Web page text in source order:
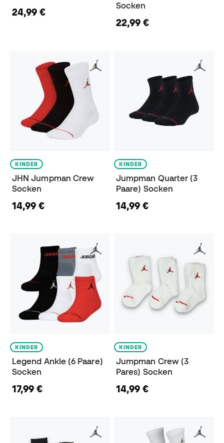
24,99 €
Socken
22,99 €
KINDER
JHN Jumpman Crew
Socken
14,99 €
KINDER
Jumpman Quarter (3
Paare) Socken
14,99 €
KINDER
Legend Ankle (6 Paare)
Socken
17,99 €
KINDER
Jumpman Crew (3
Pares) Socken
14,99 €